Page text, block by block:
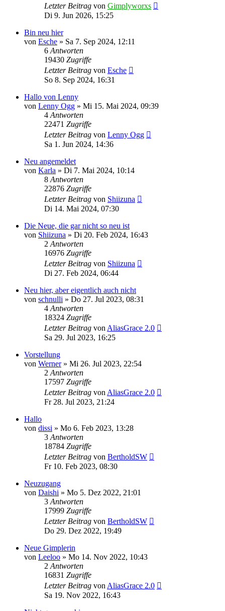
Letzter Beitrag von Gimplyworxs
Di 9. Jun 2026, 15:25
Bin neu hier
von Esche » Sa 7. Sep 2024, 12:11
6 Antworten
19430 Zugriffe
Letzter Beitrag von Esche
So 8. Sep 2024, 16:31
Hallo von Lenny
von Lenny Ogg » Mi 15. Mai 2024, 09:39
4 Antworten
22471 Zugriffe
Letzter Beitrag von Lenny Ogg
Sa 1. Jun 2024, 14:36
Neu angemeldet
von Karla » Di 7. Mai 2024, 10:14
8 Antworten
22876 Zugriffe
Letzter Beitrag von Shiizuna
Di 14. Mai 2024, 07:30
Die Neue, die gar nicht so neu ist
von Shiizuna » Di 20. Feb 2024, 16:43
2 Antworten
16976 Zugriffe
Letzter Beitrag von Shiizuna
Di 27. Feb 2024, 06:44
Neu hier, aber eigentlich auch nicht
von schnulli » Do 27. Jul 2023, 08:31
4 Antworten
18324 Zugriffe
Letzter Beitrag von AliasGrace 2.0
Sa 29. Jul 2023, 16:25
Vorstellung
von Werner» Mi 26. Jul 2023, 22:54
2 Antworten
17597 Zugriffe
Letzter Beitrag von AliasGrace 2.0
Fr 28. Jul 2023, 21:24
Hallo
von dissi » Mo 6. Feb 2023, 13:28
3 Antworten
18784 Zugriffe
Letzter Beitrag von BertholdSW
Fr 10. Feb 2023, 08:30
Neuzugang
von Daishi » Mo 5. Dez 2022, 21:01
3 Antworten
17999 Zugriffe
Letzter Beitrag von BertholdSW
Do 29. Dez 2022, 19:49
Neue Gimplerin
von Leeloo » Mo 14. Nov 2022, 10:43
2 Antworten
16831 Zugriffe
Letzter Beitrag von AliasGrace 2.0
Sa 19. Nov 2022, 16:43